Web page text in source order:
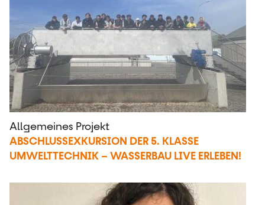
Allgemeines Projekt
ABSCHLUSSEXKURSION DER 5. KLASSE
UMWELTTECHNIK – WASSERBAU LIVE ERLEBEN!